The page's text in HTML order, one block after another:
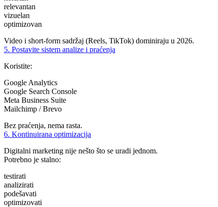
relevantan
vizuelan
optimizovan
Video i short-form sadržaj (Reels, TikTok) dominiraju u 2026.
5. Postavite sistem analize i praćenja
Koristite:
Google Analytics
Google Search Console
Meta Business Suite
Mailchimp / Brevo
Bez praćenja, nema rasta.
6. Kontinuirana optimizacija
Digitalni marketing nije nešto što se uradi jednom.
Potrebno je stalno:
testirati
analizirati
podešavati
optimizovati